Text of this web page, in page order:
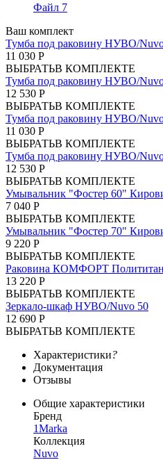
Файл 7
Ваш комплект
Тумба под раковину НУВО/
11 030 Р
ВЫБРАТЬВ КОМПЛЕКТЕ
Тумба под раковину НУВО/
12 530 Р
ВЫБРАТЬВ КОМПЛЕКТЕ
Тумба под раковину НУВО/
11 030 Р
ВЫБРАТЬВ КОМПЛЕКТЕ
Тумба под раковину НУВО/
12 530 Р
ВЫБРАТЬВ КОМПЛЕКТЕ
Умывальник "Фостер 60"
7 040 Р
ВЫБРАТЬВ КОМПЛЕКТЕ
Умывальник "Фостер 70"
9 220 Р
ВЫБРАТЬВ КОМПЛЕКТЕ
Раковина КОМФОРТ
13 220 Р
ВЫБРАТЬВ КОМПЛЕКТЕ
Зеркало-шкаф НУВО/Nuvo 50
12 690 Р
ВЫБРАТЬВ КОМПЛЕКТЕ
Характеристики?
Документация
Отзывы
Общие характеристики
Бренд
1Marka
Коллекция
Nuvo